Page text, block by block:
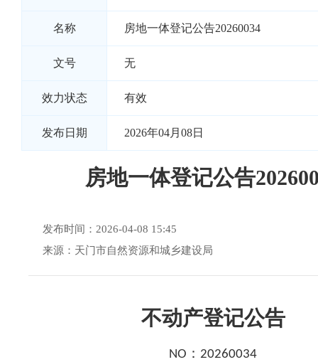
名称 房地一体登记公告20260034
文号 无
效力状态 有效
发布日期 2026年04月08日
房地一体登记公告
发布时间：2026-04-08 15:45
来源：天门市自然资源和城乡建设局
不动产登记公告
NO ： 20260034